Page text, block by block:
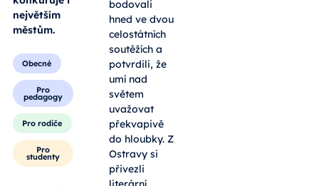
největším
městům.
Obecné
Pro
pedagogy
Pro rodiče
Pro
studenty
bodovali
hned ve dvou
celostátních
soutěžích a
potvrdili, že
umí nad
světem
uvažovat
překvapivě
do hloubky. Z
Ostravy si
přivezli